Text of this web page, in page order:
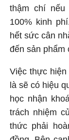
thậm chí
100% kinh
hết sức cân
đến sản phẩm
Việc thực
là sẽ có hiệu
học nhận
trách nhiệm
thức phải